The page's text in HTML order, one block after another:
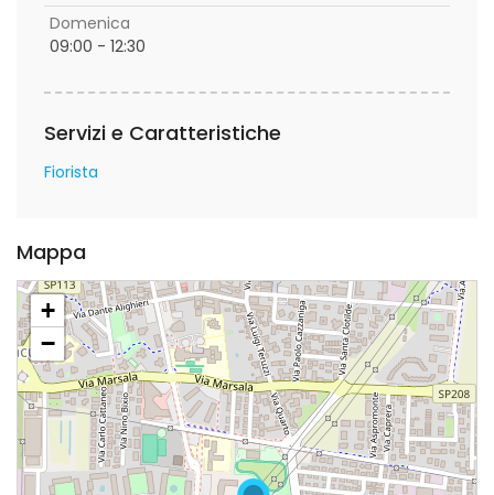
Domenica
09:00 - 12:30
Servizi e Caratteristiche
Fiorista
Mappa
+
−